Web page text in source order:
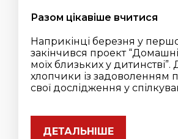
Разом цікавіше вчитися
Наприкінці березня у
закінчився проект
моїх близьких у дитинстві”.
хлопчики із задоволенням
свої дослідження у
ДЕТАЛЬНІШЕ